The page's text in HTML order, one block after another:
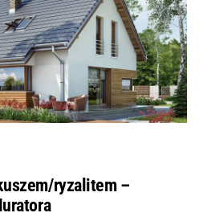
ryzalitem –